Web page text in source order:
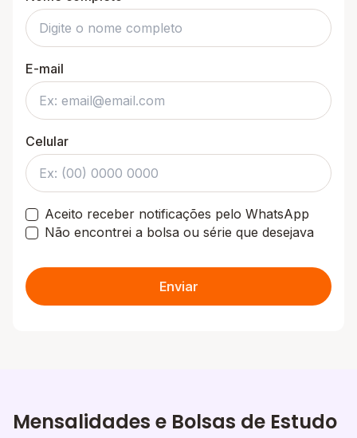
E-mail
Celular
Aceito receber notificações pelo WhatsApp
Não encontrei a bolsa ou série que desejava
Enviar
Mensalidades e Bolsas de Estudo